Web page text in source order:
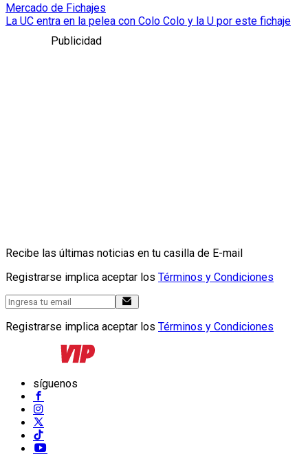
Mercado de Fichajes
La UC entra en la pelea con Colo Colo y la U por este fichaje
Publicidad
Recibe las últimas noticias en tu casilla de E-mail
Registrarse implica aceptar los Términos y Condiciones
Registrarse implica aceptar los Términos y Condiciones
síguenos